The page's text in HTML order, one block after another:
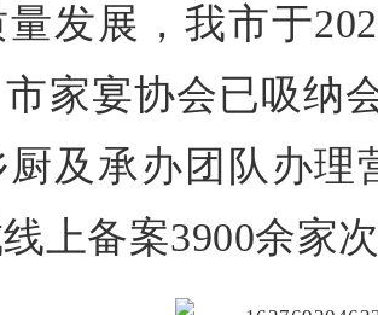
发展，我市于
家宴协会已吸纳
厨及承办团队办
上备案3900余家